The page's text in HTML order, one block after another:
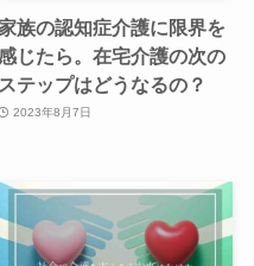
家族の認知症介護に限界を
じたら。在宅介護の次の
ステップはどうなるの？
2023年8月7日